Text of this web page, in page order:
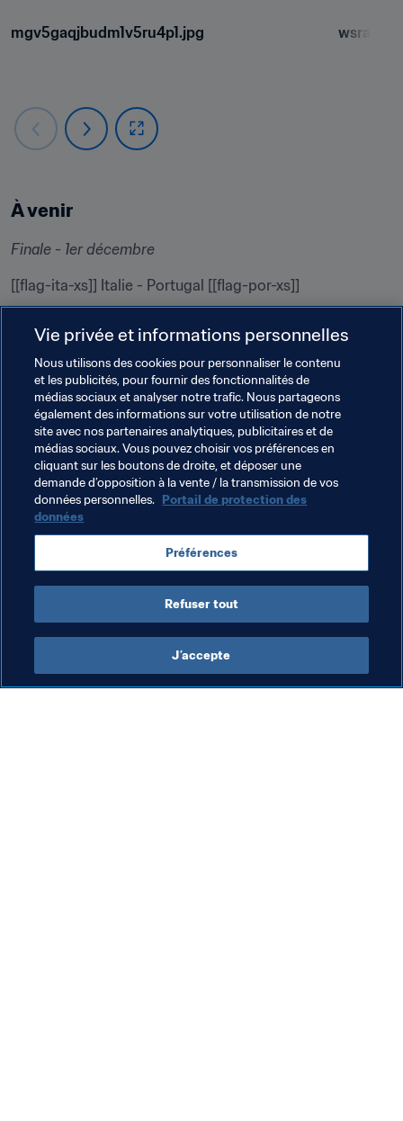
mgv5gaqjbudm1v5ru4p1.jpg
À venir
Finale - 1er décembre
[[flag-ita-xs]] Italie - Portugal [[flag-por-xs]]
[[flag-rus-xs]] Russie - Japon [[flag-jpn-xs]]
Entendu...
"C'est probablement le match le plus dingue que je n'ai
jamais joué. Pas seulement à cause du vent et de la pluie
mais aussi avec tous ces changements de leaders au
score. La Russie est une grande équipe. Ils n'ont
impressionné aujourd'hui. Mais on a gagné parce qu'on a
marqué un but de plus. Il n'y pas d'autre moyen
d'expliquer un match comme celui-ci." - Simone del
Vie privée et informations personnelles
Nous utilisons des cookies pour personnaliser le contenu
et les publicités, pour fournir des fonctionnalités de
médias sociaux et analyser notre trafic. Nous partageons
également des informations sur votre utilisation de notre
site avec nos partenaires analytiques, publicitaires et de
médias sociaux. Vous pouvez choisir vos préférences en
cliquant sur les boutons de droite, et déposer une
demande d’opposition à la vente / la transmission de vos
données personnelles. Portail de protection des
données
Préférences
Refuser tout
J’accepte